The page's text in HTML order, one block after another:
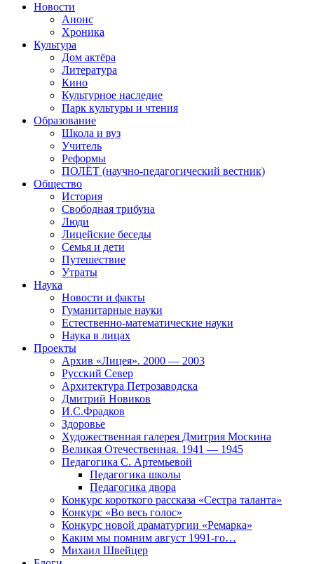
Новости
Анонс
Хроника
Культура
Дом актёра
Литература
Кино
Культурное наследие
Парк культуры и чтения
Образование
Школа и вуз
Учитель
Реформы
ПОЛЁТ (научно-педагогический вестник)
Общество
История
Свободная трибуна
Люди
Лицейские беседы
Семья и дети
Путешествие
Утраты
Наука
Новости и факты
Гуманитарные науки
Естественно-математические науки
Наука в лицах
Проекты
Архив «Лицея». 2000 — 2003
Русский Север
Архитектура Петрозаводска
Дмитрий Новиков
И.С.Фрадков
Здоровье
Художественная галерея Дмитрия Москина
Великая Отечественная. 1941 — 1945
Педагогика С. Артемьевой
Педагогика школы
Педагогика двора
Конкурс короткого рассказа «Сестра таланта»
Конкурс «Во весь голос»
Конкурс новой драматургии «Ремарка»
Каким мы помним август 1991-го…
Михаил Швейцер